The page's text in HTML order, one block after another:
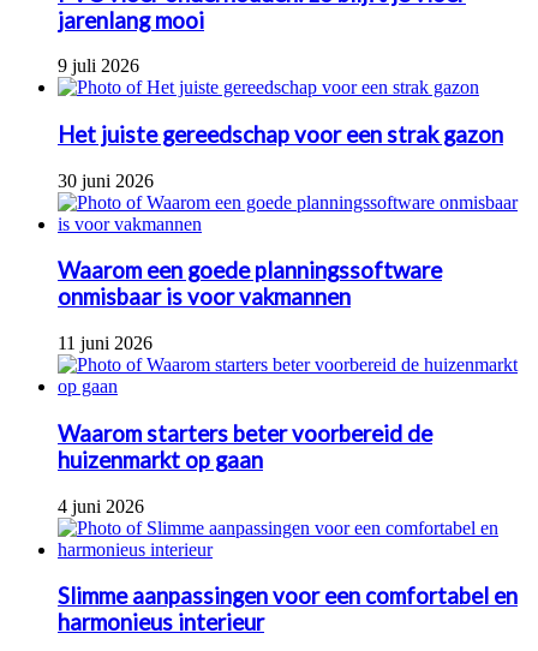
jarenlang mooi
9 juli 2026
Het juiste gereedschap voor een strak gazon
30 juni 2026
Waarom een goede planningssoftware
onmisbaar is voor vakmannen
11 juni 2026
Waarom starters beter voorbereid de
huizenmarkt op gaan
4 juni 2026
Slimme aanpassingen voor een comfortabel en
harmonieus interieur